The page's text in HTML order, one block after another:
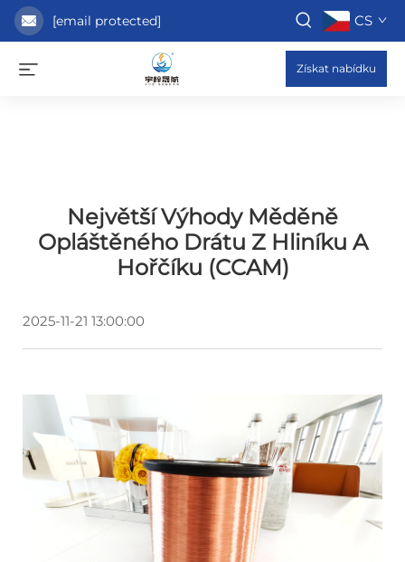
[email protected] CS
Získat nabídku
Největší Výhody Měděně
Opláštěného Drátu Z Hliníku A
Hořčíku (CCAM)
2025-11-21 13:00:00